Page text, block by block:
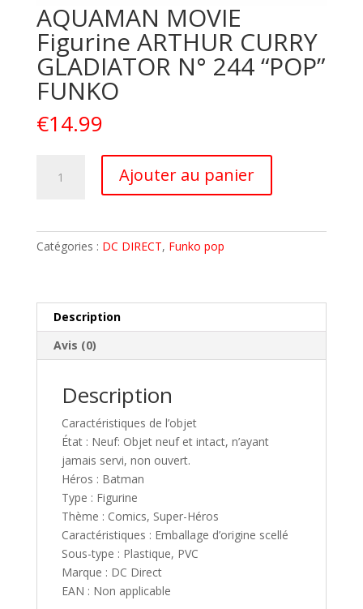
AQUAMAN MOVIE
Figurine ARTHUR CURRY
GLADIATOR N° 244 “POP”
FUNKO
€14.99
Figurine
ARTHUR
244
"POP"
Ajouter au panier
v
Catégories : DC DIRECT, Funko pop
Description
Avis (0)
Description
Caractéristiques de l’objet
État : Neuf: Objet neuf et intact, n’ayant
jamais servi, non ouvert.
Héros : Batman
Type : Figurine
Thème : Comics, Super-Héros
Caractéristiques : Emballage d’origine scellé
Sous-type : Plastique, PVC
Marque : DC Direct
EAN : Non applicable